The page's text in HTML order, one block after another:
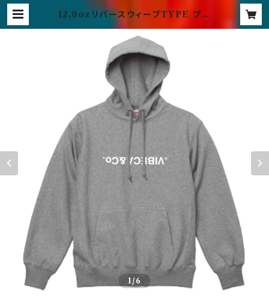
12.0ozリバースウィーブTYPE プル
a official
1/6